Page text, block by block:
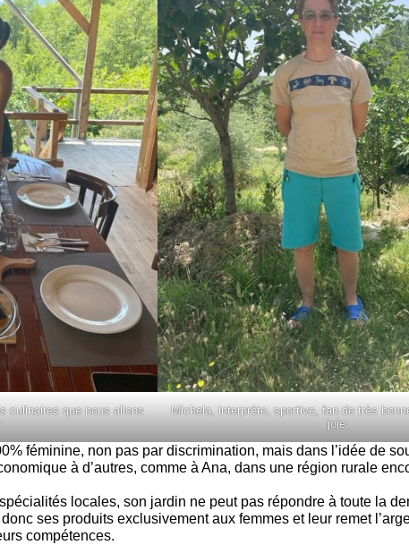
culinaires que nous allons
Michela, interprète, sportive, fan de très
joie
féminine, non pas par discrimination, mais dans l’idée de
à d’autres, comme à Ana, dans une région rurale
locales, son jardin ne peut pas répondre à toute la
ses produits exclusivement aux femmes et leur remet
compétences.